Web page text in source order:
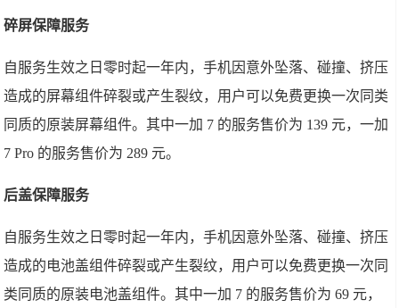
碎屏保障服务
自服务生效之日零时起一年内，手机因意外坠落、碰撞、挤压
造成的屏幕组件碎裂或产生裂纹，用户可以免费更换一次同类
同质的原装屏幕组件。其中一加 7 的服务售价为 139 元，一加
7 Pro 的服务售价为 289 元。
后盖保障服务
自服务生效之日零时起一年内，手机因意外坠落、碰撞、挤压
造成的电池盖组件碎裂或产生裂纹，用户可以免费更换一次同
类同质的原装电池盖组件。其中一加 7 的服务售价为 69 元，